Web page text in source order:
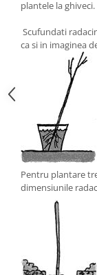
plantele la ghiveci.
Scufundati
ca si in imaginea
Pentru plantare
dimensiunile